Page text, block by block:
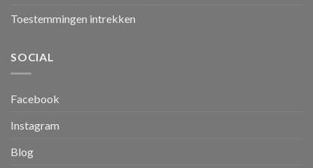
Toestemmingen intrekken
SOCIAL
Facebook
Instagram
Blog